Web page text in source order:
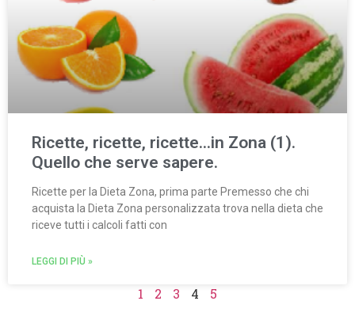
Ricette, ricette, ricette…in Zona (1).
Quello che serve sapere.
Ricette per la Dieta Zona, prima parte Premesso che chi
acquista la Dieta Zona personalizzata trova nella dieta che
riceve tutti i calcoli fatti con
LEGGI DI PIÙ »
1 2 3 4 5